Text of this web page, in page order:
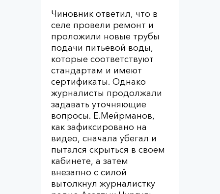
Чиновник ответил, что в
селе провели ремонт и
проложили новые трубы
подачи питьевой воды,
которые соответствуют
стандартам и имеют
сертификаты. Однако
журналисты продолжали
задавать уточняющие
вопросы. Е.Мейрманов,
как зафиксировано на
видео, сначала убегал и
пытался скрыться в своем
кабинете, а затем
внезапно с силой
вытолкнул журналистку